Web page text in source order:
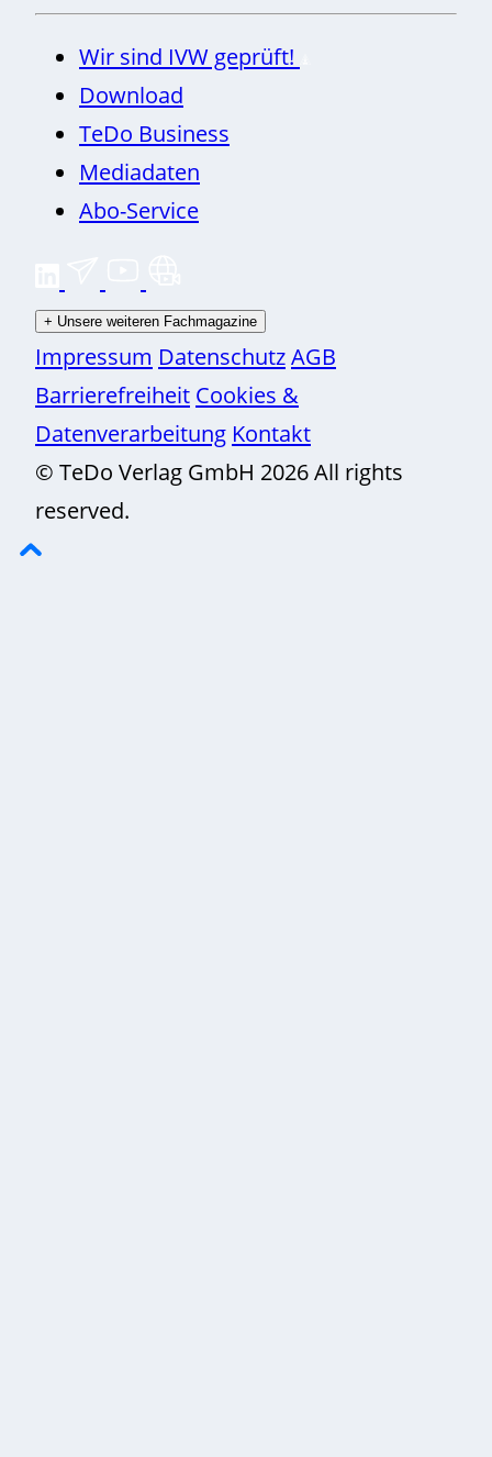
Wir sind IVW geprüft!
Download
TeDo Business
Mediadaten
Abo-Service
+ Unsere weiteren Fachmagazine
Impressum DatenschutzAGB
Barrierefreiheit Cookies &
Datenverarbeitung Kontakt
© TeDo Verlag GmbH 2026 All rights
reserved.